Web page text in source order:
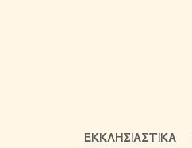
ΕΚΚΛΗΣΙΑΣΤΙΚΑ